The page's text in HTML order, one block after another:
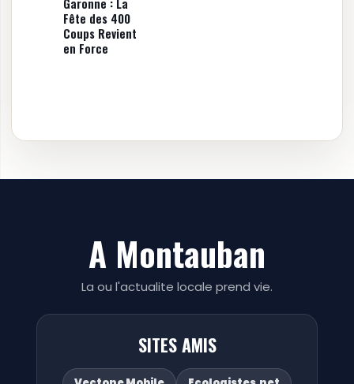
Fête des 400
Coups Revient
en Force
A Montauban
La ou l'actualite locale prend vie.
SITES AMIS